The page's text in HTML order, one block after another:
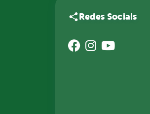
Redes Sociais